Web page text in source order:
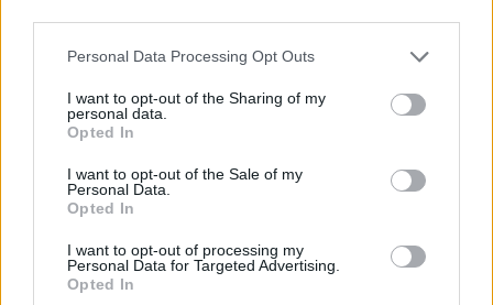
Personal Data Processing Opt Outs
I want to opt-out of the Sharing of my
personal data.
Opted In
I want to opt-out of the Sale of my
Personal Data.
Opted In
I want to opt-out of processing my
Personal Data for Targeted Advertising.
Opted In
ΣΉΜΕΡΑ
Οι φωτογραφίες που ανάρτησε στο
Instagram η Αποστολία Ζώη